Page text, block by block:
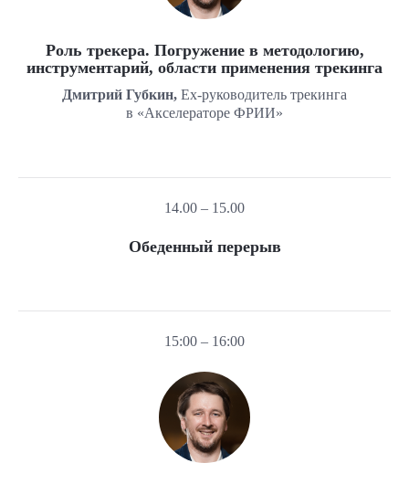
Роль трекера. Погружение в методологию,
инструментарий, области применения трекинга
Дмитрий Губкин, Ex-руководитель трекинга
в «Акселераторе ФРИИ»
14.00 – 15.00
Обеденный перерыв
15:00 – 16:00